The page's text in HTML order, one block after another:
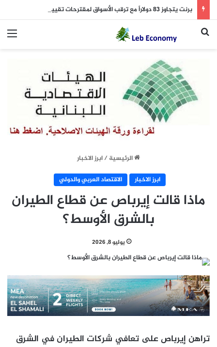
بحث عن
الرئيسية/ابرز الاخبار
ابرز الاخبار
الاقتصاد العربي والدولي
ماذا قالت إيرباص عن قطاع الطيران
بالشرق الأوسط؟
يوليو 8, 2026
تراهن إيرباص على تعافي شركات الطيران في الشرق